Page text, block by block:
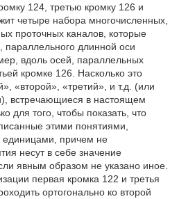
124, третью кромку 126 и
четыре набора многочисленных,
проточных каналов, которые
параллельного длинной оси
вдоль осей, параллельных
кромке 126. Насколько это
«второй», «третий», и т.д. (или
встречающиеся в настоящем
для того, чтобы показать, что
этими понятиями,
единицами, причем не
несут в себе значение
явным образом не указано иное.
первая кромка 122 и третья
ортогонально ко второй